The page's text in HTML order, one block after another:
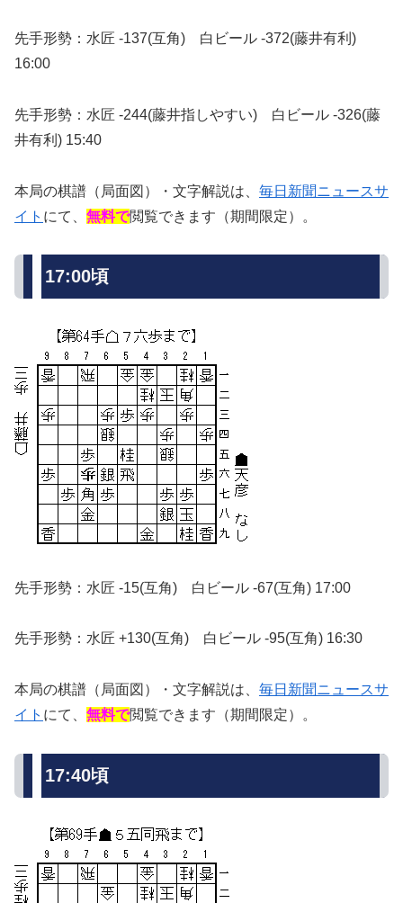
先手形勢：水匠 -137(互角) 白ビール -372(藤井有利)
16:00
先手形勢：水匠 -244(藤井指しやすい) 白ビール -326(藤
井有利) 15:40
本局の棋譜（局面図）・文字解説は、 毎日新聞ニュースサ
イト にて、 無料で閲覧できます（期間限定）。
17:00頃
先手形勢：水匠 -15(互角) 白ビール -67(互角) 17:00
先手形勢：水匠 +130(互角) 白ビール -95(互角) 16:30
本局の棋譜（局面図）・文字解説は、 毎日新聞ニュースサ
イト にて、 無料で閲覧できます（期間限定）。
17:40頃